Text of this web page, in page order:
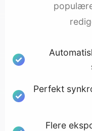
Perfekt
Flere